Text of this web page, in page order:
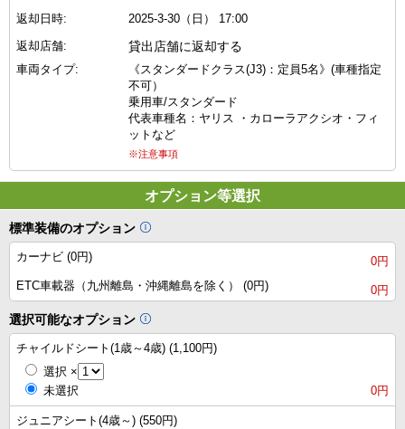
返却日時:
2025-3-30（日） 17:00
返却店舗:
貸出店舗に返却する
車両タイプ:
《スタンダードクラス(J3)：定員5名》(車種指定
不可）
乗用車/スタンダード
代表車種名：ヤリス ・カローラアクシオ・フィ
ットなど
※注意事項
オプション等選択
標準装備のオプション
カーナビ (0円)
0円
ETC車載器（九州離島・沖縄離島を除く） (0円)
0円
選択可能なオプション
チャイルドシート(1歳～4歳) (1,100円)
選択 ×
未選択
0円
ジュニアシート(4歳～) (550円)